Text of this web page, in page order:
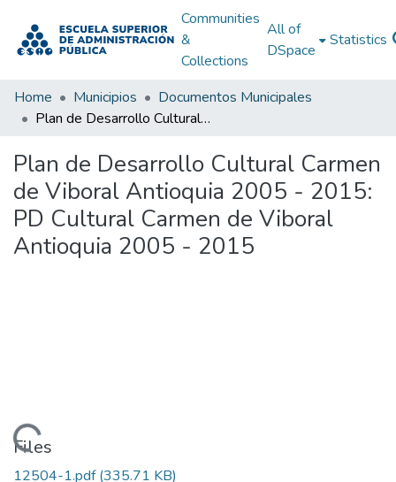
Communities
&
Collections
All of
DSpace
Statistics
Home Municipios
Documentos Municipales
Plan de Desarrollo Cultural Carmen de Viboral Antioquia 2005 - 2015: PD Cultural Carmen de Viboral Antioquia 2005 - 2015
Plan de Desarrollo Cultural Carmen
de Viboral Antioquia 2005 - 2015:
PD Cultural Carmen de Viboral
Antioquia 2005 - 2015
Loading...
Files
12504-1.pdf(335.71 KB)